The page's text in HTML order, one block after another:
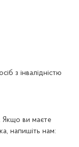
з інвалідністю
Якщо ви маєте
напишіть нам: